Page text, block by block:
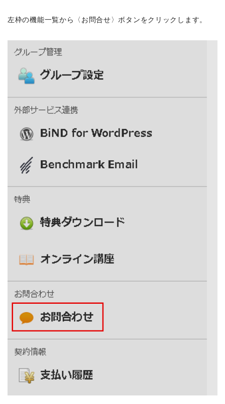
左枠の機能一覧から〈お問合せ〉ボタンをクリックします。